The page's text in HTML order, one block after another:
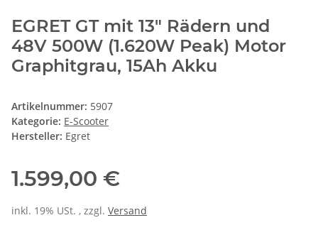
EGRET GT mit 13" Rädern und
48V 500W (1.620W Peak) Motor
Graphitgrau, 15Ah Akku
Artikelnummer: 5907
Kategorie: E-Scooter
Hersteller: Egret
1.599,00 €
inkl. 19% USt. , zzgl. Versand